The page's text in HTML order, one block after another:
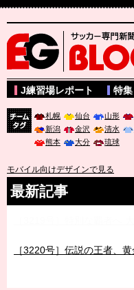
サッカー専門新聞ELGOLAZO
J練習場レポート 特集
札幌 仙台 山形
新潟
金沢 清水
熊本
大分 琉球
モバイル向けデザインで見る
最新記事
［3220号］伝説の王者、